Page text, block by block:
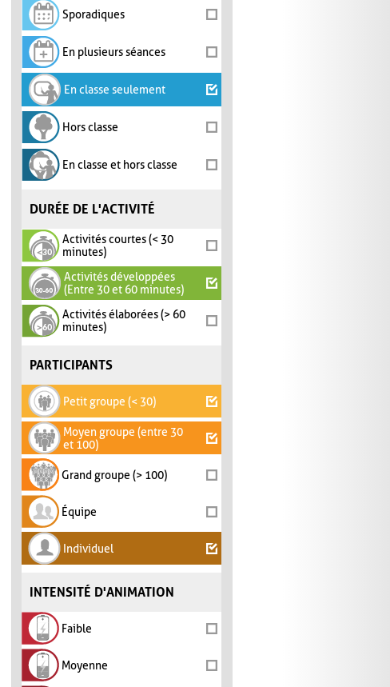
Sporadiques
En plusieurs séances
En classe seulement
Hors classe
En classe et hors classe
DURÉE DE L'ACTIVITÉ
Activités courtes (< 30
minutes)
Activités développées
(Entre 30 et 60 minutes)
Activités élaborées (> 60
minutes)
PARTICIPANTS
Petit groupe (< 30)
Moyen groupe (entre 30
et 100)
Grand groupe (> 100)
Équipe
Individuel
INTENSITÉ D'ANIMATION
Faible
Moyenne